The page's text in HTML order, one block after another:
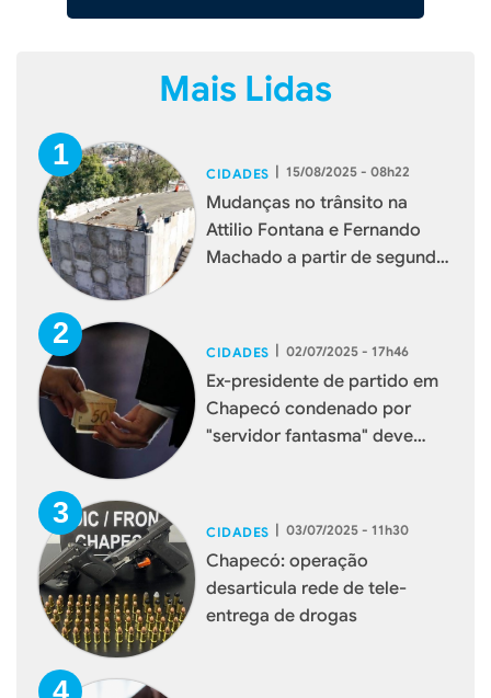
Mais Lidas
CIDADES | 15/08/2025 - 08h22
Mudanças no trânsito na
Attilio Fontana e Fernando
Machado a partir de segunda-
CIDADES | 02/07/2025 - 17h46
Ex-presidente de partido em
Chapecó condenado por
"servidor fantasma" deve
CIDADES | 03/07/2025 - 11h30
Chapecó: operação
desarticula rede de tele-
entrega de drogas